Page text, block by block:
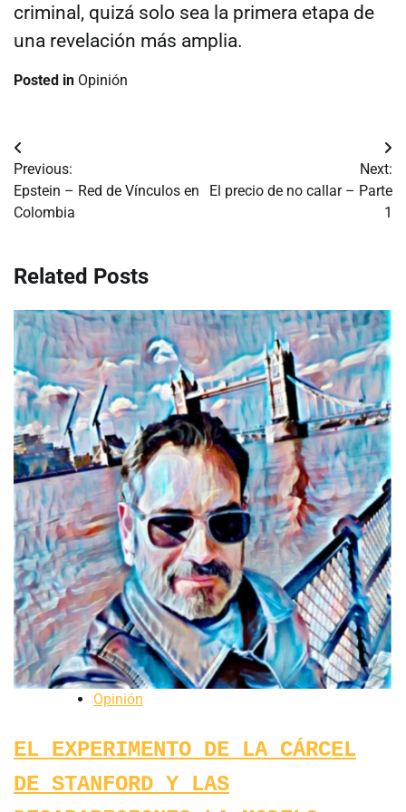
criminal, quizá solo sea la primera etapa de
una revelación más amplia.
Posted in Opinión
Navegación
de
entradas
Previous:
Epstein – Red de Vínculos en
Colombia
Next:
El precio de no callar – Parte
1
Related Posts
Opinión
EL EXPERIMENTO DE LA CÁRCEL
DE STANFORD Y LAS